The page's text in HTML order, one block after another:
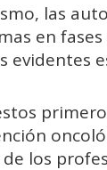
las
en
evidentes
los